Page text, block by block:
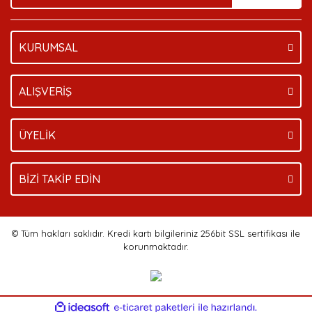
KURUMSAL
ALIŞVERİŞ
ÜYELİK
BİZİ TAKİP EDİN
© Tüm hakları saklıdır. Kredi kartı bilgileriniz 256bit SSL sertifikası ile
korunmaktadır.
ideasoft e-